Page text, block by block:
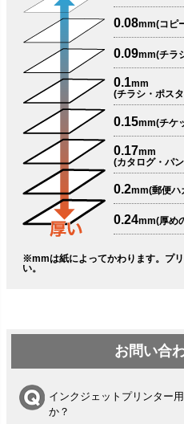
0.08mm(コピ
0.09mm(チラ
0.1mm
(チラシ・ポス
0.15mm(チケ
0.17mm
(カタログ・パ
0.2mm(郵便ハ
0.24mm(厚め
※mmは紙によってかわります。プ
い。
お問い合
インクジェットプリンター
か？